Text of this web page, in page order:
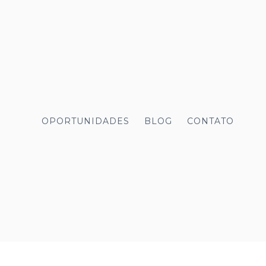
OPORTUNIDADES BLOG CONTATO